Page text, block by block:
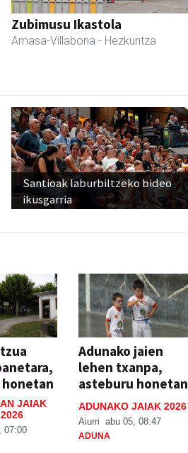
Zubimusu Ikastola
Amasa-Villabona - Hezkuntza
Santioak laburbiltzeko bideo
ikusgarria
JAIAK
07:00
Adunako jaien
lehen txanpa,
asteburu honetan
ADUNAKO JAIAK 2026
Aiurri abu 05, 08:47
ADUNA